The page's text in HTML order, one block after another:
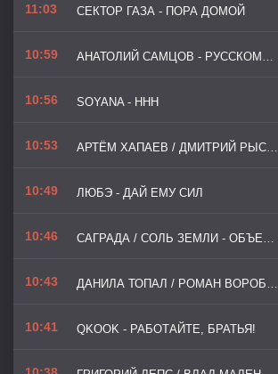
11:03 СЕКТОР ГАЗА - ПОРА ДОМОЙ
10:59 АНАТОЛИЙ САМЦОВ - РУССКОМУ ДРГ
10:56 SOYANA - ННН
10:53 АРТЁМ ХАПАЕВ / ДМИТРИЙ РЫСАЕВ - МЫ ВЕРНЁМСЯ ДОМОЙ
10:49 ЛЮБЭ - ДАЙ ЕМУ СИЛ
10:46 САГРАДА / СОЛЬ ЗЕМЛИ - ОБЪЕКТИВНЫЙ КОНТРОЛЬ
10:43 ДАНИЛА ТОПАЛ / РОМАН ВОРОБЬЁВ - И НЕ ОСТАЛОСЬ ВЫБОРА
10:41 QKOOK - РАБОТАЙТЕ, БРАТЬЯ!